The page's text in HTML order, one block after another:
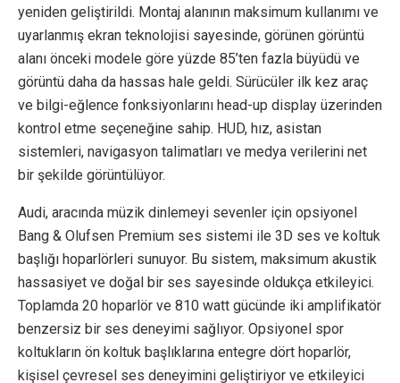
yeniden geliştirildi. Montaj alanının maksimum kullanımı ve
uyarlanmış ekran teknolojisi sayesinde, görünen görüntü
alanı önceki modele göre yüzde 85’ten fazla büyüdü ve
görüntü daha da hassas hale geldi. Sürücüler ilk kez araç
ve bilgi-eğlence fonksiyonlarını head-up display üzerinden
kontrol etme seçeneğine sahip. HUD, hız, asistan
sistemleri, navigasyon talimatları ve medya verilerini net
bir şekilde görüntülüyor.
Audi, aracında müzik dinlemeyi sevenler için opsiyonel
Bang & Olufsen Premium ses sistemi ile 3D ses ve koltuk
başlığı hoparlörleri sunuyor. Bu sistem, maksimum akustik
hassasiyet ve doğal bir ses sayesinde oldukça etkileyici.
Toplamda 20 hoparlör ve 810 watt gücünde iki amplifikatör
benzersiz bir ses deneyimi sağlıyor. Opsiyonel spor
koltukların ön koltuk başlıklarına entegre dört hoparlör,
kişisel çevresel ses deneyimini geliştiriyor ve etkileyici